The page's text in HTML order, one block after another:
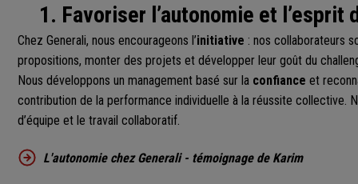
1. Favoriser l’autonomie et l’esprit
Chez Generali, nous encourageons l’initiative : nos collaborateurs
propositions, monter des projets et développer leur goût du
Nous développons un management basé sur la confiance et
contribution de la performance individuelle à la réussite collective.
d’équipe et le travail collaboratif.
L'autonomie chez Generali - témoignage de Karim